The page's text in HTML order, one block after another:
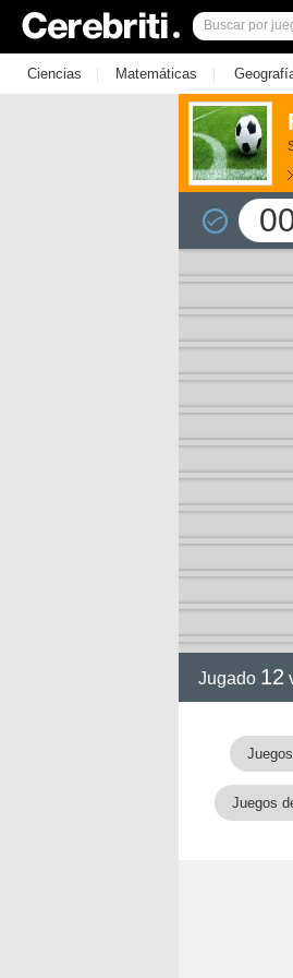
Ciencias | Matemáticas |
Jugado 12
Juegos